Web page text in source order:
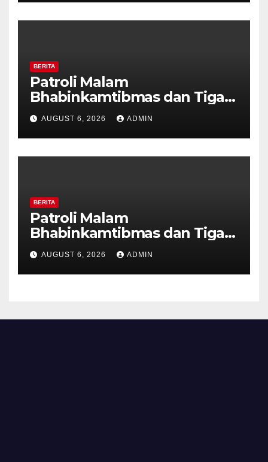
BERITA
Patroli Malam
Bhabinkamtibmas dan Tiga
Pilar Kelurahan Ungaran
Perkuat Kamtibmas, Warga
Diajak Aktifkan Ronda
AUGUST 6, 2026 ADMIN
BERITA
Patroli Malam
Bhabinkamtibmas dan Tiga
Pilar Kelurahan Ungaran
Perkuat Kamtibmas, Warga
Diajak Aktifkan Ronda
AUGUST 6, 2026 ADMIN